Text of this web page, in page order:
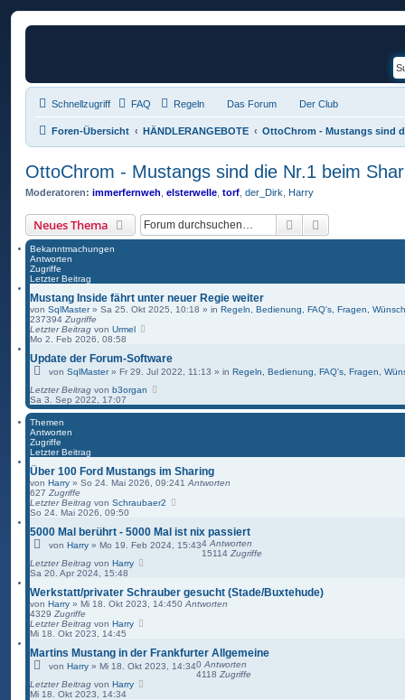
Schnellzugriff FAQ Regeln Das Forum Der Club
Foren-Übersicht HÄNDLERANGEBOTE OttoChrom - Mustangs sind
OttoChrom - Mustangs sind die Nr.1 beim
Moderatoren: immerfernweh elsterwelle torf der_Dirk Harry
Neues Thema Suche
Bekanntmachungen
Antworten
Zugriffe
Letzter Beitrag
Mustang Inside fährt unter neuer Regie weiter
von SqlMaster» Sa 25. Okt 2025, 10:18 » in Regeln, Bedienung, FAQ's, Fragen,
237394 Zugriffe
Letzter Beitrag von Urmel
Mo 2. Feb 2026, 08:58
Update der Forum-Software
von SqlMaster» Fr 29. Jul 2022, 11:13 » in Regeln, Bedienung, FAQ's, Fragen,
Letzter Beitrag von b3organ
Sa 3. Sep 2022, 17:07
Themen
Antworten
Zugriffe
Letzter Beitrag
Über 100 Ford Mustangs im Sharing
von Harry » So 24. Mai 2026, 09:241 Antworten
627 Zugriffe
Letzter Beitrag von Schraubaer2
So 24. Mai 2026, 09:50
5000 Mal berührt - 5000 Mal ist nix passiert
von Harry » Mo 19. Feb 2024, 15:434 Antworten
15114 Zugriffe
Letzter Beitrag von Harry
Sa 20. Apr 2024, 15:48
Werkstatt/privater Schrauber gesucht (Stade/Buxtehude)
von Harry » Mi 18. Okt 2023, 14:450 Antworten
4329 Zugriffe
Letzter Beitrag von Harry
Mi 18. Okt 2023, 14:45
Martins Mustang in der Frankfurter Allgemeine
von Harry » Mi 18. Okt 2023, 14:340 Antworten
4118 Zugriffe
Letzter Beitrag von Harry
Mi 18. Okt 2023, 14:34